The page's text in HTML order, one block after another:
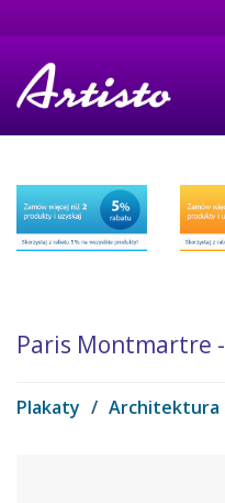
do
Paris Montmartre
Plakaty / Architektura